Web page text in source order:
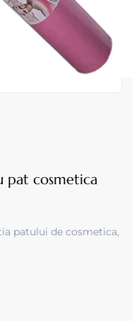
pat cosmetica
patului de cosmetica,